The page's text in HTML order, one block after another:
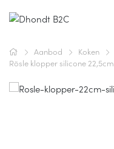
Aanbod Koken
Rösle klopper silicone 22,5cm